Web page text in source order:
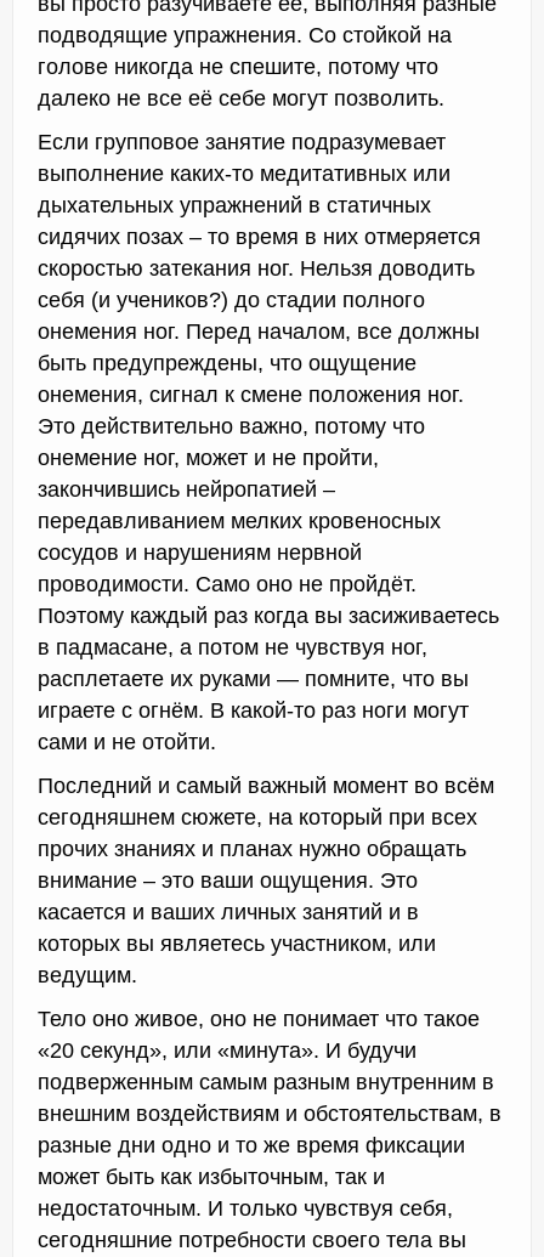
подводящие упражнения. Со стойкой на
голове никогда не спешите, потому что
далеко не все её себе могут позволить.
Если групповое занятие подразумевает
выполнение каких-то медитативных или
дыхательных упражнений в статичных
сидячих позах – то время в них отмеряется
скоростью затекания ног. Нельзя доводить
себя (и учеников?) до стадии полного
онемения ног. Перед началом, все должны
быть предупреждены, что ощущение
онемения, сигнал к смене положения ног.
Это действительно важно, потому что
онемение ног, может и не пройти,
закончившись нейропатией –
передавливанием мелких кровеносных
сосудов и нарушениям нервной
проводимости. Само оно не пройдёт.
Поэтому каждый раз когда вы засиживаетесь
в падмасане, а потом не чувствуя ног,
расплетаете их руками — помните, что вы
играете с огнём. В какой-то раз ноги могут
сами и не отойти.
Последний и самый важный момент во всём
сегодняшнем сюжете, на который при всех
прочих знаниях и планах нужно обращать
внимание – это ваши ощущения. Это
касается и ваших личных занятий и в
которых вы являетесь участником, или
ведущим.
Тело оно живое, оно не понимает что такое
«20 секунд», или «минута». И будучи
подверженным самым разным внутренним в
внешним воздействиям и обстоятельствам, в
разные дни одно и то же время фиксации
может быть как избыточным, так и
недостаточным. И только чувствуя себя,
сегодняшние потребности своего тела вы